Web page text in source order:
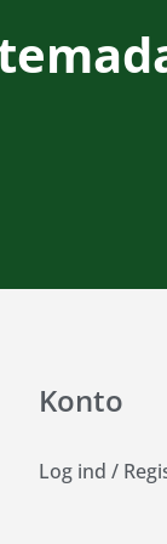
Konto
Log ind /